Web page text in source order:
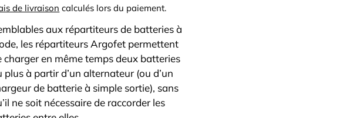
la vue de galerie
de livraison calculés lors du paiement.
aux répartiteurs de batteries à
les répartiteurs Argofet permettent
charger en même temps deux batteries
plus à partir d’un alternateur (ou d’un
de batterie à simple sortie), sans
ne soit nécessaire de raccorder les